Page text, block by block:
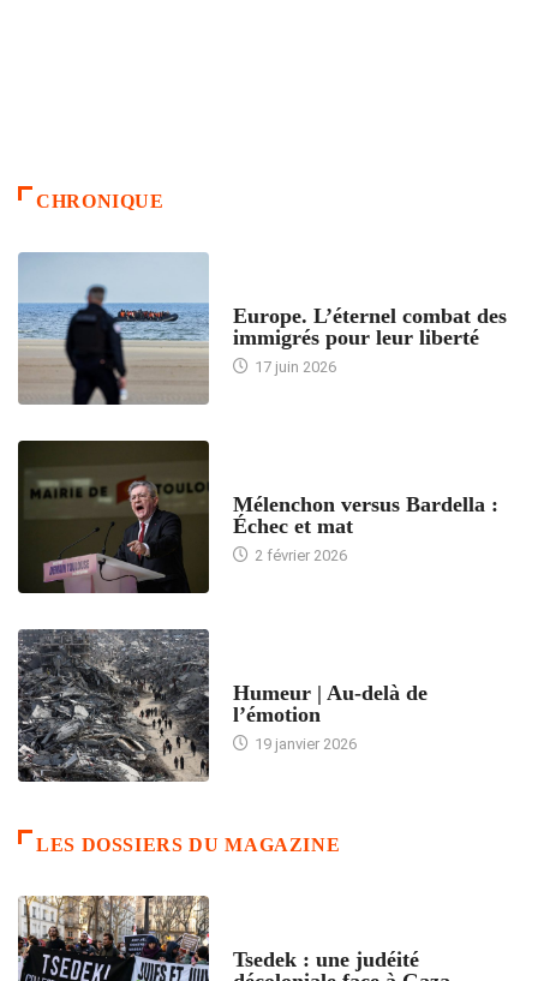
CHRONIQUE
Europe. L’éternel combat des
immigrés pour leur liberté
17 juin 2026
Mélenchon versus Bardella :
Échec et mat
2 février 2026
Humeur | Au-delà de
l’émotion
19 janvier 2026
LES DOSSIERS DU MAGAZINE
Tsedek : une judéité